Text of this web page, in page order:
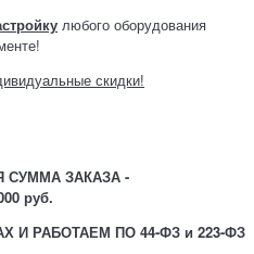
любого оборудования
скидки!
ЗАКАЗА -
руб.
И РАБОТАЕМ ПО 44-ФЗ и 223-ФЗ